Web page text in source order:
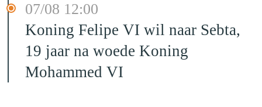
07/08 12:00
Koning Felipe VI wil naar Sebta,
19 jaar na woede Koning
Mohammed VI